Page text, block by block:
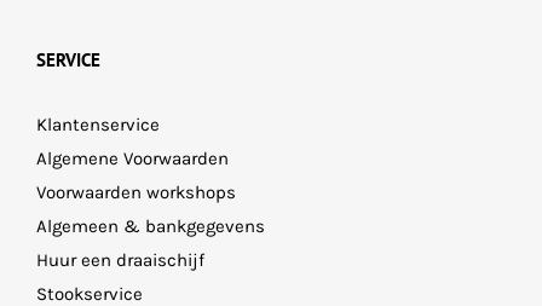
SERVICE
Klantenservice
Algemene Voorwaarden
Voorwaarden workshops
Algemeen & bankgegevens
Huur een draaischijf
Stookservice